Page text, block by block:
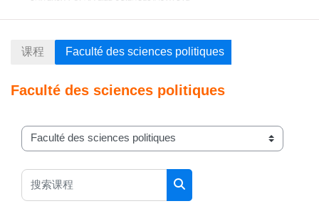
课程 Faculté des sciences politiques
Faculté des sciences politiques
课程类别
搜索课程
搜索课程